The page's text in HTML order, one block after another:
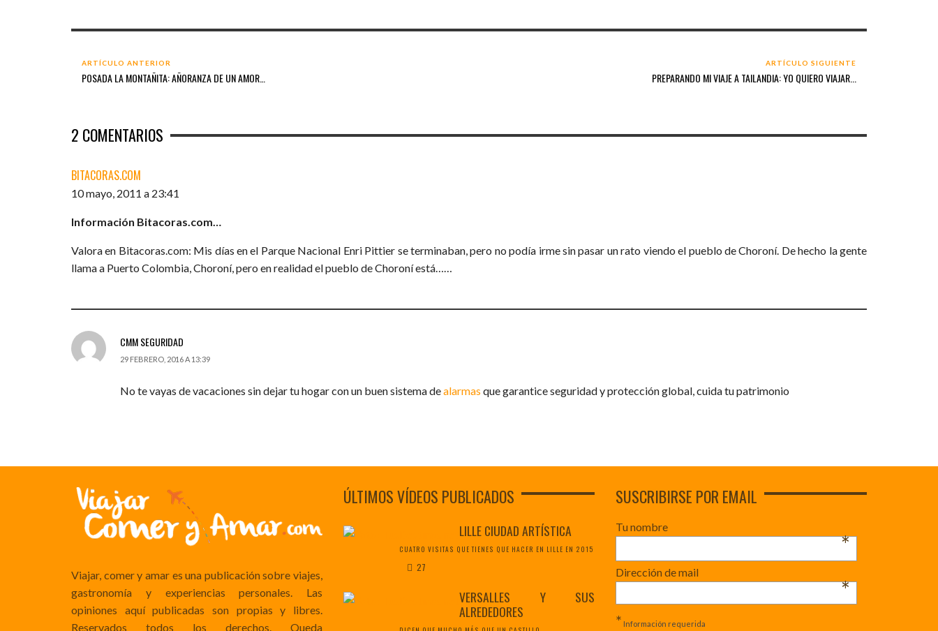
ARTÍCULO ANTERIOR
POSADA LA MONTAÑITA: AÑORANZA DE UN AMOR…
ARTÍCULO SIGUIENTE
PREPARANDO MI VIAJE A TAILANDIA: YO QUIERO VIAJAR...
2 COMENTARIOS
BITACORAS.COM
10 mayo, 2011 a 23:41
Información Bitacoras.com…
Valora en Bitacoras.com: Mis días en el Parque Nacional Enri Pittier se terminaban, pero no podía irme sin pasar un rato viendo el pueblo de Choroní. De hecho la gente
llama a Puerto Colombia, Choroní, pero en realidad el pueblo de Choroní está……
CMM SEGURIDAD
29 FEBRERO, 2016 A 13:39
No te vayas de vacaciones sin dejar tu hogar con un buen sistema dealarmas que garantice seguridad y protección global, cuida tu patrimonio
Viajar, comer y amar es una publicación sobre viajes,
gastronomía y experiencias personales. Las
opiniones aquí publicadas son propias y libres.
Reservados todos los derechos. Queda
ÚLTIMOS VÍDEOS PUBLICADOS
LILLE CIUDAD ARTÍSTICA
CUATRO VISITAS QUE TIENES QUE HACER EN LILLE EN 2015
27
VERSALLES Y SUS
ALREDEDORES
SUSCRIBIRSE POR EMAIL
Tu nombre
*
Dirección de mail
*
* Información requerida